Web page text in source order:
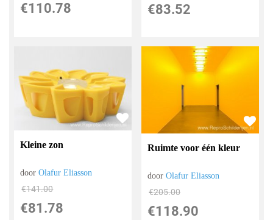
€110.78 €83.52
Kleine zon
doorOlafur Eliasson
€141.00
€81.78
Ruimte voor één kleur
doorOlafur Eliasson
€205.00
€118.90